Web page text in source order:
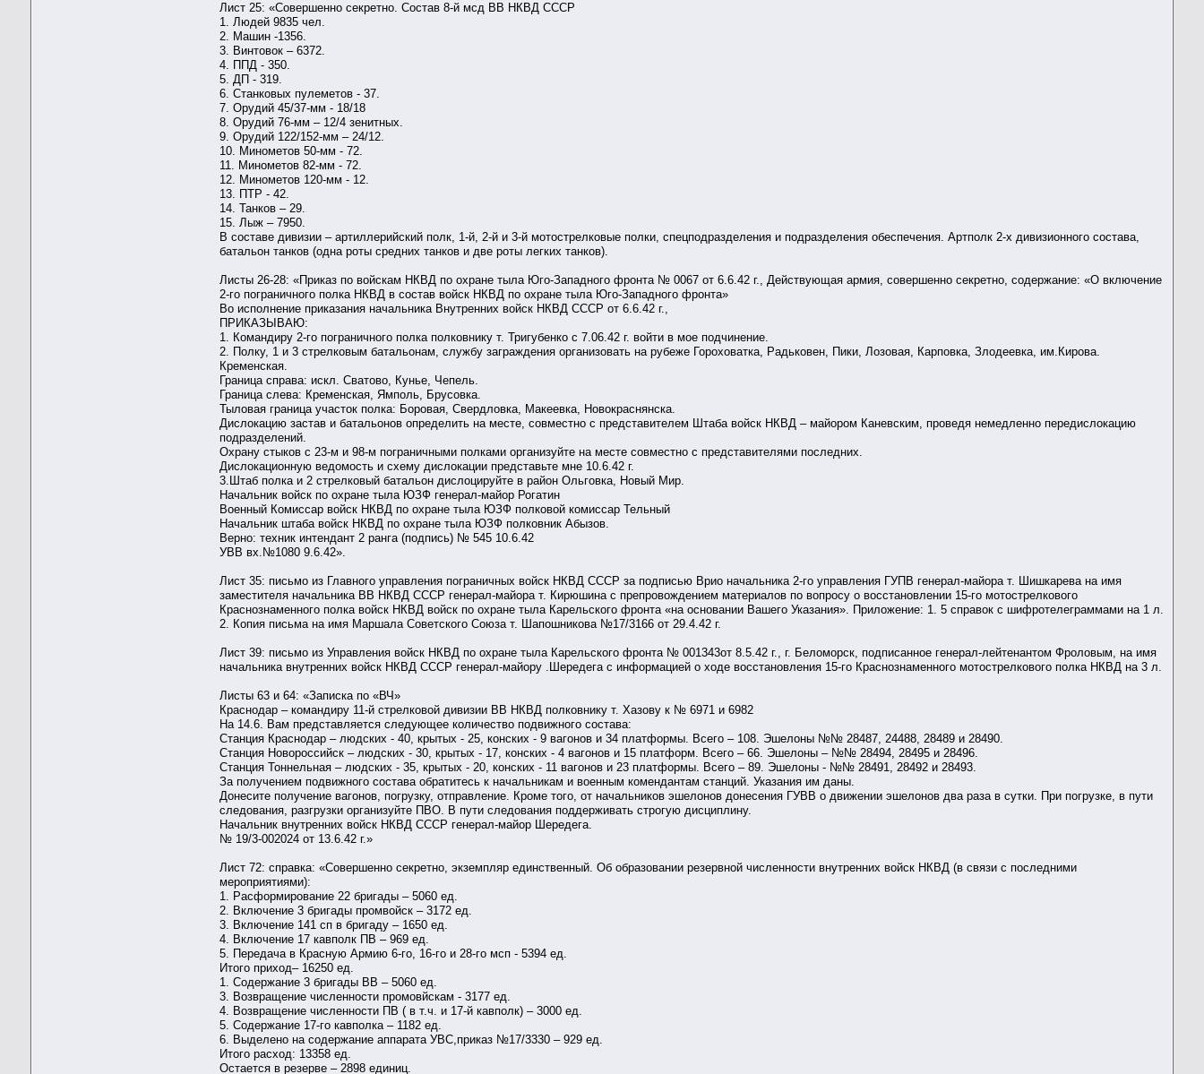
Лист 25: «Совершенно секретно. Состав 8-й мсд ВВ НКВД СССР
1. Людей 9835 чел.
2. Машин -1356.
3. Винтовок – 6372.
4. ППД - 350.
5. ДП - 319.
6. Станковых пулеметов - 37.
7. Орудий 45/37-мм - 18/18
8. Орудий 76-мм – 12/4 зенитных.
9. Орудий 122/152-мм – 24/12.
10. Минометов 50-мм - 72.
11. Минометов 82-мм - 72.
12. Минометов 120-мм - 12.
13. ПТР - 42.
14. Танков – 29.
15. Лыж – 7950.
В составе дивизии – артиллерийский полк, 1-й, 2-й и 3-й мотострелковые полки, спецподразделения и подразделения обеспечения. Артполк 2-х дивизионного состава,
батальон танков (одна роты средних танков и две роты легких танков).
Листы 26-28: «Приказ по войскам НКВД по охране тыла Юго-Западного фронта № 0067 от 6.6.42 г., Действующая армия, совершенно секретно, содержание: «О включение
2-го пограничного полка НКВД в состав войск НКВД по охране тыла Юго-Западного фронта»
Во исполнение приказания начальника Внутренних войск НКВД СССР от 6.6.42 г.,
ПРИКАЗЫВАЮ:
1. Командиру 2-го пограничного полка полковнику т. Тригубенко с 7.06.42 г. войти в мое подчинение.
2. Полку, 1 и 3 стрелковым батальонам, службу заграждения организовать на рубеже Гороховатка, Радьковен, Пики, Лозовая, Карповка, Злодеевка, им.Кирова.
Кременская.
Граница справа: искл. Сватово, Кунье, Чепель.
Граница слева: Кременская, Ямполь, Брусовка.
Тыловая граница участок полка: Боровая, Свердловка, Макеевка, Новокраснянска.
Дислокацию застав и батальонов определить на месте, совместно с представителем Штаба войск НКВД – майором Каневским, проведя немедленно передислокацию
подразделений.
Охрану стыков с 23-м и 98-м пограничными полками организуйте на месте совместно с представителями последних.
Дислокационную ведомость и схему дислокации представьте мне 10.6.42 г.
3.Штаб полка и 2 стрелковый батальон дислоцируйте в район Ольговка, Новый Мир.
Начальник войск по охране тыла ЮЗФ генерал-майор Рогатин
Военный Комиссар войск НКВД по охране тыла ЮЗФ полковой комиссар Тельный
Начальник штаба войск НКВД по охране тыла ЮЗФ полковник Абызов.
Верно: техник интендант 2 ранга (подпись) № 545 10.6.42
УВВ вх.№1080 9.6.42».
Лист 35: письмо из Главного управления пограничных войск НКВД СССР за подписью Врио начальника 2-го управления ГУПВ генерал-майора т. Шишкарева на имя
заместителя начальника ВВ НКВД СССР генерал-майора т. Кирюшина с препровождением материалов по вопросу о восстановлении 15-го мотострелкового
Краснознаменного полка войск НКВД войск по охране тыла Карельского фронта «на основании Вашего Указания». Приложение: 1. 5 справок с шифротелеграммами на 1 л.
2. Копия письма на имя Маршала Советского Союза т. Шапошникова №17/3166 от 29.4.42 г.
Лист 39: письмо из Управления войск НКВД по охране тыла Карельского фронта № 001343от 8.5.42 г., г. Беломорск, подписанное генерал-лейтенантом Фроловым, на имя
начальника внутренних войск НКВД СССР генерал-майору .Шередега с информацией о ходе восстановления 15-го Краснознаменного мотострелкового полка НКВД на 3 л.
Листы 63 и 64: «Записка по «ВЧ»
Краснодар – командиру 11-й стрелковой дивизии ВВ НКВД полковнику т. Хазову к № 6971 и 6982
На 14.6. Вам представляется следующее количество подвижного состава:
Станция Краснодар – людских - 40, крытых - 25, конских - 9 вагонов и 34 платформы. Всего – 108. Эшелоны №№ 28487, 24488, 28489 и 28490.
Станция Новороссийск – людских - 30, крытых - 17, конских - 4 вагонов и 15 платформ. Всего – 66. Эшелоны – №№ 28494, 28495 и 28496.
Станция Тоннельная – людских - 35, крытых - 20, конских - 11 вагонов и 23 платформы. Всего – 89. Эшелоны - №№ 28491, 28492 и 28493.
За получением подвижного состава обратитесь к начальникам и военным комендантам станций. Указания им даны.
Донесите получение вагонов, погрузку, отправление. Кроме того, от начальников эшелонов донесения ГУВВ о движении эшелонов два раза в сутки. При погрузке, в пути
следования, разгрузки организуйте ПВО. В пути следования поддерживать строгую дисциплину.
Начальник внутренних войск НКВД СССР генерал-майор Шередега.
№ 19/3-002024 от 13.6.42 г.»
Лист 72: справка: «Совершенно секретно, экземпляр единственный. Об образовании резервной численности внутренних войск НКВД (в связи с последними
мероприятиями):
1. Расформирование 22 бригады – 5060 ед.
2. Включение 3 бригады промвойск – 3172 ед.
3. Включение 141 сп в бригаду – 1650 ед.
4. Включение 17 кавполк ПВ – 969 ед.
5. Передача в Красную Армию 6-го, 16-го и 28-го мсп - 5394 ед.
Итого приход– 16250 ед.
1. Содержание 3 бригады ВВ – 5060 ед.
3. Возвращение численности промовйскам - 3177 ед.
4. Возвращение численности ПВ ( в т.ч. и 17-й кавполк) – 3000 ед.
5. Содержание 17-го кавполка – 1182 ед.
6. Выделено на содержание аппарата УВС,приказ №17/3330 – 929 ед.
Итого расход: 13358 ед.
Остается в резерве – 2898 единиц.